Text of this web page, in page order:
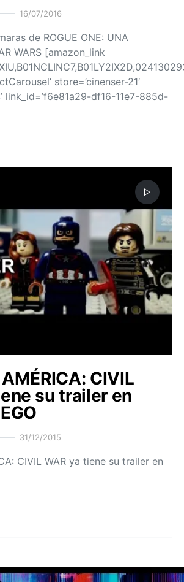
16/07/2016
de ROGUE ONE: UNA
WARS [amazon_link
store=’cinenser-21′
link_id=’f6e81a29-df16-11e7-885d-
CIVIL
su trailer en
31/12/2015
CIVIL WAR ya tiene su trailer en